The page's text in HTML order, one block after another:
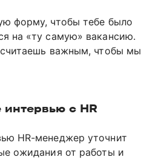
форму, чтобы тебе было
на «ту самую» вакансию.
важным, чтобы мы
интервью с HR
HR-менеджер уточнит
ожидания от работы и